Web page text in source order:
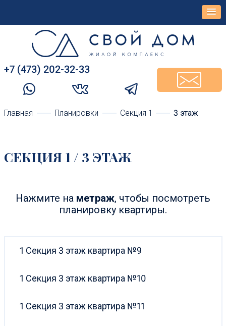
+7 (473) 202-32-33‬
Главная Планировки Cекция 1 3 этаж
CЕКЦИЯ 1 / 3 ЭТАЖ
Нажмите на метраж, чтобы посмотреть
планировку квартиры.
1 Секция 3 этаж квартира №9
1 Секция 3 этаж квартира №10
1 Секция 3 этаж квартира №11